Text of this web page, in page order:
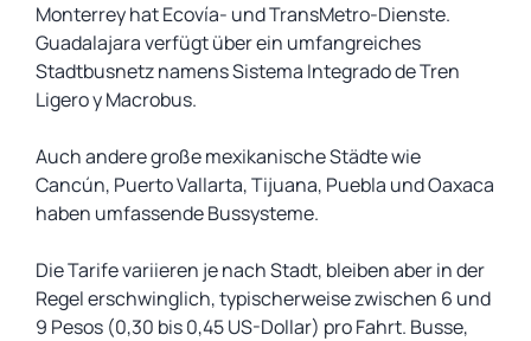
Monterrey hat Ecovía- und TransMetro-Dienste.
Guadalajara verfügt über ein umfangreiches
Stadtbusnetz namens Sistema Integrado de Tren
Ligero y Macrobus.
Auch andere große mexikanische Städte wie
Cancún, Puerto Vallarta, Tijuana, Puebla und Oaxaca
haben umfassende Bussysteme.
Die Tarife variieren je nach Stadt, bleiben aber in der
Regel erschwinglich, typischerweise zwischen 6 und
9 Pesos (0,30 bis 0,45 US-Dollar) pro Fahrt. Busse,